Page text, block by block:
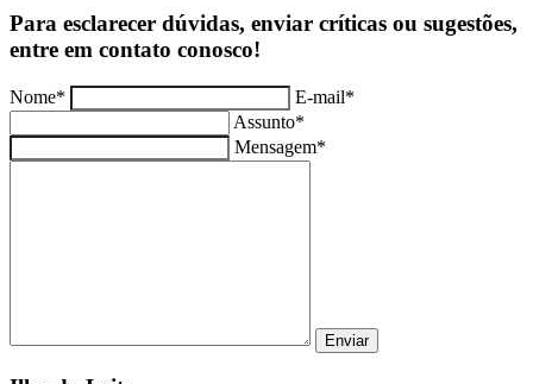
Para esclarecer dúvidas, enviar críticas ou sugestões,
entre em contato conosco!
Nome*
E-mail*
Assunto*
Mensagem*
Enviar